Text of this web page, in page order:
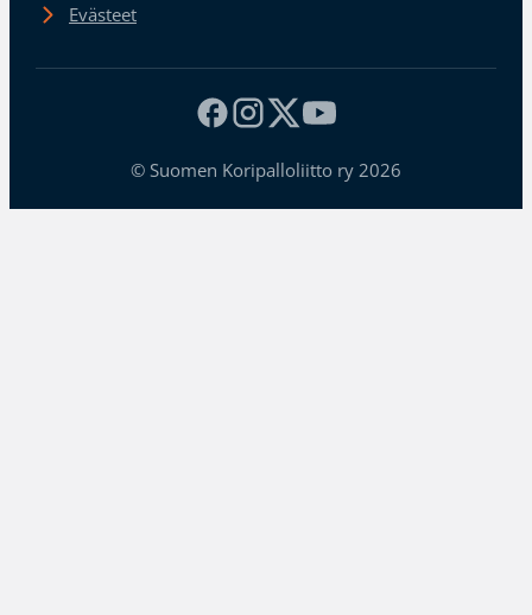
Evästeet
© Suomen Koripalloliitto ry 2026